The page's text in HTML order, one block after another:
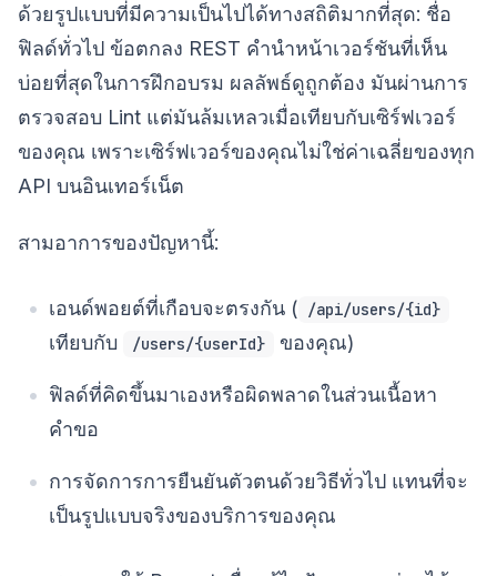
ด้วยรูปแบบที่มีความเป็นไปได้ทางสถิติมากที่สุด: ชื่อ
ฟิลด์ทั่วไป ข้อตกลง REST คำนำหน้าเวอร์ชันที่เห็น
บ่อยที่สุดในการฝึกอบรม ผลลัพธ์ดูถูกต้อง มันผ่านการ
ตรวจสอบ Lint แต่มันล้มเหลวเมื่อเทียบกับเซิร์ฟเวอร์
ของคุณ เพราะเซิร์ฟเวอร์ของคุณไม่ใช่ค่าเฉลี่ยของทุก
API บนอินเทอร์เน็ต
สามอาการของปัญหานี้:
เอนด์พอยต์ที่เกือบจะตรงกัน ( /api/users/{id}
เทียบกับ /users/{userId} ของคุณ)
ฟิลด์ที่คิดขึ้นมาเองหรือผิดพลาดในส่วนเนื้อหา
คำขอ
การจัดการการยืนยันตัวตนด้วยวิธีทั่วไป แทนที่จะ
เป็นรูปแบบจริงของบริการของคุณ